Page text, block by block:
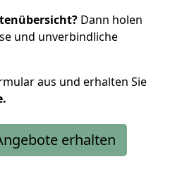
Dann holen
und unverbindliche
aus und erhalten Sie
erhalten